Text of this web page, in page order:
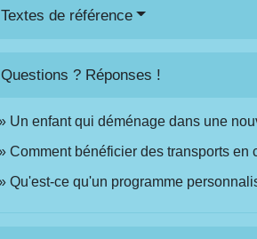
Textes de référence
Questions ? Réponses !
Un enfant qui déménage dans une
Comment bénéficier des transports en
Qu'est-ce qu'un programme